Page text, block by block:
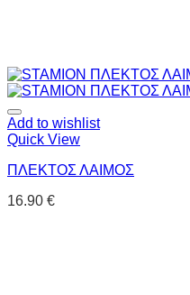
Add to wishlist
Quick View
ΠΛΕΚΤΟΣ ΛΑΙΜΟΣ
16.90 €